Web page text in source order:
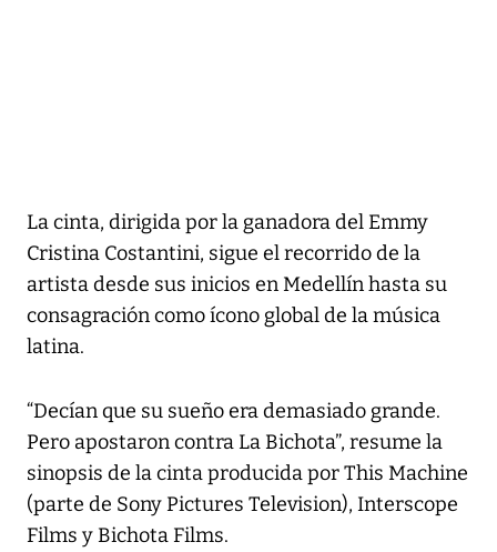
La cinta, dirigida por la ganadora del Emmy
Cristina Costantini, sigue el recorrido de la
artista desde sus inicios en Medellín hasta su
consagración como ícono global de la música
latina.
“Decían que su sueño era demasiado grande.
Pero apostaron contra La Bichota”, resume la
sinopsis de la cinta producida por This Machine
(parte de Sony Pictures Television), Interscope
Films y Bichota Films.